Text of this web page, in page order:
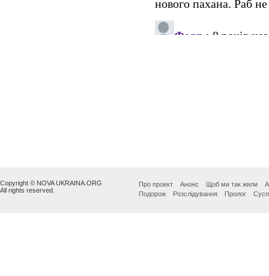
Copyright © NOVA UKRAINA.ORG
All rights reserved.
Про проект Анонс Щоб ми так жили
Подорож
Розслідування Пролог